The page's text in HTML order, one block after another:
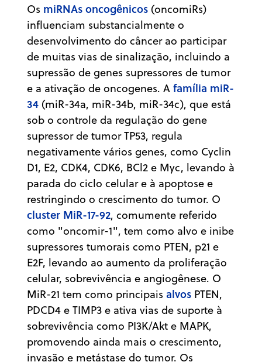
Os miRNAs oncogênicos (oncomiRs)
influenciam substancialmente o
desenvolvimento do câncer ao participar
de muitas vias de sinalização, incluindo a
supressão de genes supressores de tumor
e a ativação de oncogenes. A família miR-
34 (miR-34a, miR-34b, miR-34c), que está
sob o controle da regulação do gene
supressor de tumor TP53, regula
negativamente vários genes, como Cyclin
D1, E2, CDK4, CDK6, BCl2 e Myc, levando à
parada do ciclo celular e à apoptose e
restringindo o crescimento do tumor. O
cluster MiR-17-92, comumente referido
como "oncomir-1", tem como alvo e inibe
supressores tumorais como PTEN, p21 e
E2F, levando ao aumento da proliferação
celular, sobrevivência e angiogênese. O
MiR-21 tem como principais alvos PTEN,
PDCD4 e TIMP3 e ativa vias de suporte à
sobrevivência como PI3K/Akt e MAPK,
promovendo ainda mais o crescimento,
invasão e metástase do tumor. Os